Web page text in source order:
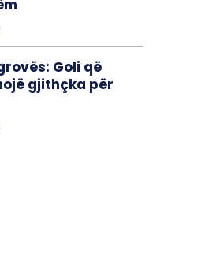
Goli që
gjithçka për